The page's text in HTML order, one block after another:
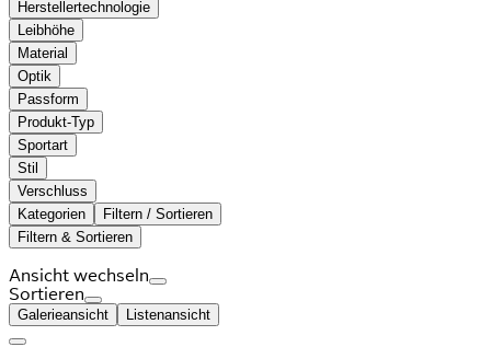
Herstellertechnologie
Leibhöhe
Material
Optik
Passform
Produkt-Typ
Sportart
Stil
Verschluss
Kategorien
Filtern / Sortieren
Filtern & Sortieren
Ansicht wechseln
Sortieren
Galerieansicht Listenansicht